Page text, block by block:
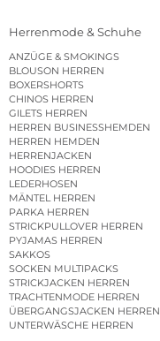
Herrenmode & Schuhe
ANZÜGE & SMOKINGS
BLOUSON HERREN
BOXERSHORTS
CHINOS HERREN
GILETS HERREN
HERREN BUSINESSHEMDEN
HERREN HEMDEN
HERRENJACKEN
HOODIES HERREN
LEDERHOSEN
MÄNTEL HERREN
PARKA HERREN
STRICKPULLOVER HERREN
PYJAMAS HERREN
SAKKOS
SOCKEN MULTIPACKS
STRICKJACKEN HERREN
TRACHTENMODE HERREN
ÜBERGANGSJACKEN HERREN
UNTERWÄSCHE HERREN